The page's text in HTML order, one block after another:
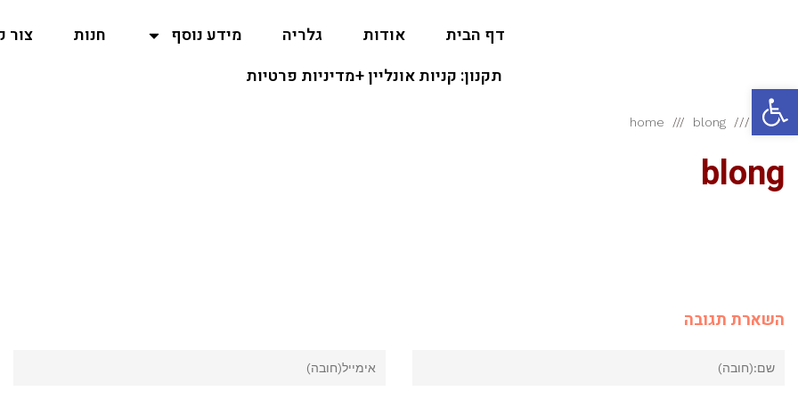
דף הבית אודות גלריה מידע נוסף חנות
צור
תקנון: קניות אונליין +מדיניות פרטיות
ראשי home blong
blong
השארת תגובה
פתח סרגל נגישות